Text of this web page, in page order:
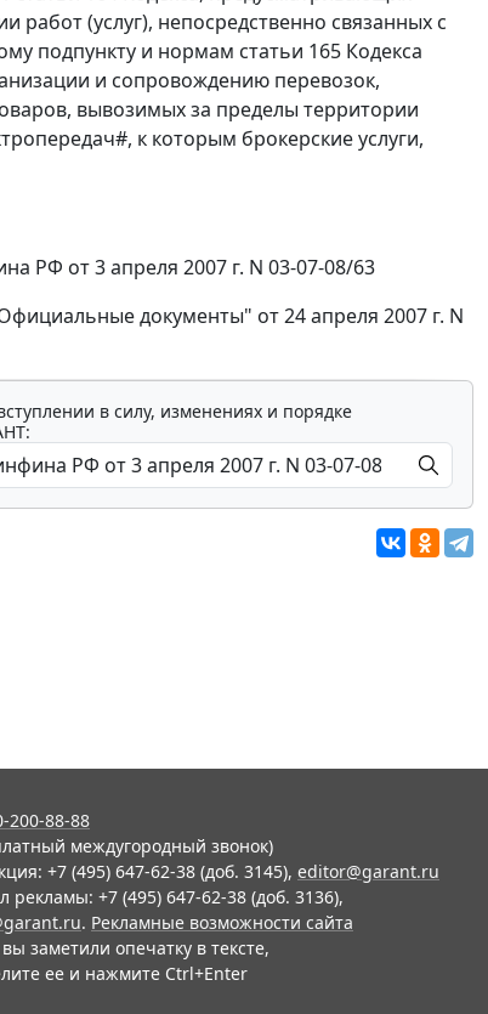
(услуг), непосредственно связанных с
подпункту и нормам статьи 165 Кодекса
и сопровождению перевозок,
вывозимых за пределы территории
к которым брокерские услуги,
РФ от 3 апреля 2007 г. N 03-07-08/63
документы" от 24 апреля 2007 г. N
в силу, изменениях и порядке
200-88-88
междугородный звонок)
+7 (495) 647-62-38 (доб. 3145), editor@garant.ru
рекламы: +7 (495) 647-62-38 (доб. 3136),
. Рекламные возможности сайта
заметили опечатку в тексте,
ее и нажмите Ctrl+Enter